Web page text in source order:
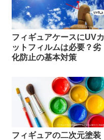
フィギュアケースにUVカ
ットフィルムは必要？劣
化防止の基本対策
フィギュアの二次元塗装